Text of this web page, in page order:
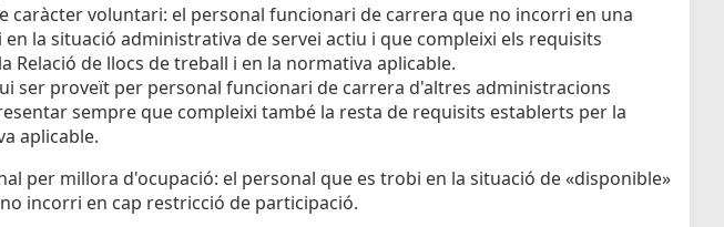
caràcter voluntari: el personal funcionari de carrera que no incorri en una
la situació administrativa de servei actiu i que compleixi els requisits
Relació de llocs de treball i en la normativa aplicable.
ser proveït per personal funcionari de carrera d'altres administracions
sempre que compleixi també la resta de requisits establerts per la
aplicable.
per millora d'ocupació: el personal que es trobi en la situació de «disponible»
incorri en cap restricció de participació.